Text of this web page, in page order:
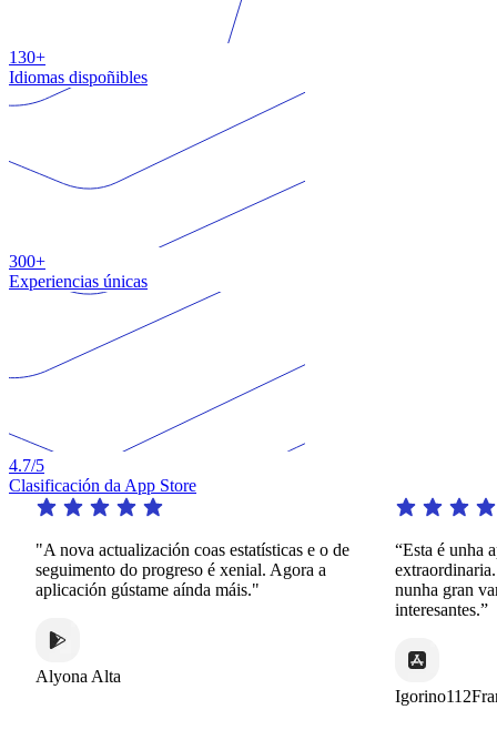
130+
Idiomas dispoñibles
300+
Experiencias únicas
4.7/5
Clasificación da App Store
"A nova actualización coas estatísticas e o de
seguimento do progreso é xenial. Agora a
aplicación gústame aínda máis."
Alyona Alta
“Esta é unha
extraordinaria.
nunha gran
interesantes.”
Igorino112France